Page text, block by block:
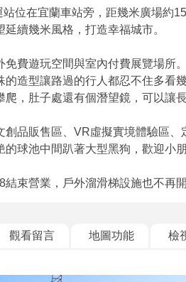
站位在宜蘭車站旁，距幾米廣場約
延續幾米風格，打造幸福城市。
免費遊玩空間與室內付費展覽場所
的造型讓路過的行人都忍不住多看
爬，肚子處還有個潛望鏡，可以讓
創品販售區、VR虛擬實境體驗區
的球池中間趴著大型黑狗，歡迎小
結束營業，戶外溜滑梯設施也不再開
觀看留言 地圖功能 檢